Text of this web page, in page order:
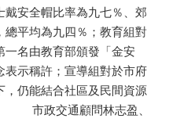
戴安全帽比率為九七％、郊
總平均為九四％；教育組對
一名由教育部頒發「金安
表示稱許；宣導組對於市府
，仍能結合社區及民間資源
市政交通顧問林志盈、